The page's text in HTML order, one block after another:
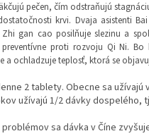
pečen, čím odstraňujú
krvi. Dvaja asistenti
gan cao posilňuje slezinu a
proti rozvoju Qi Ni.
a ochladzuje teplosť, ktorá se
2 tablety. Obecne sa
užívajú 1/2 dávky dospelého,
sa dávka v Číne